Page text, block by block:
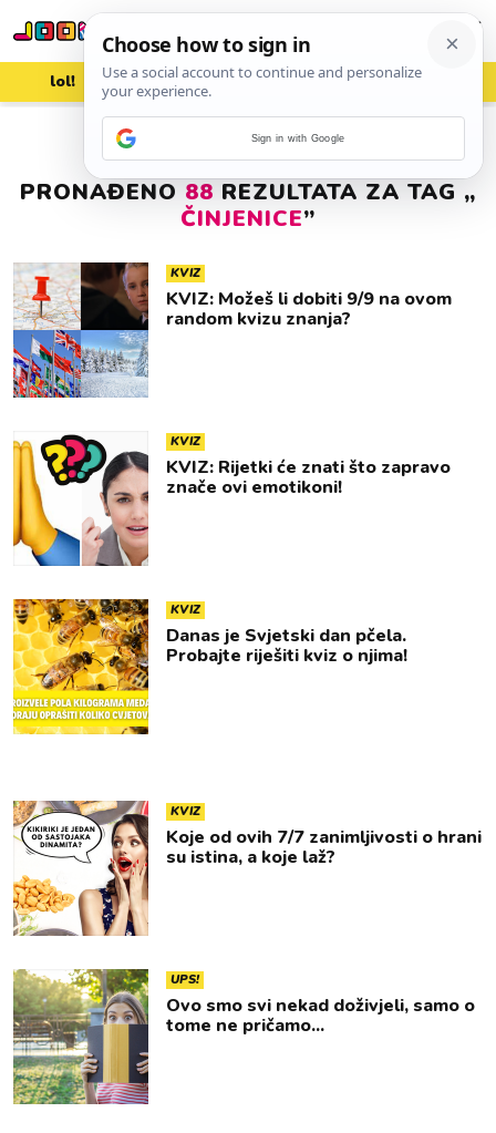
lol! aww vrh! woot?!
PRONAĐENO 88 REZULTATA ZA TAG „
ČINJENICE”
KVIZ
KVIZ: Možeš li dobiti 9/9 na ovom
random kvizu znanja?
KVIZ
KVIZ: Rijetki će znati što zapravo
znače ovi emotikoni!
KVIZ
Danas je Svjetski dan pčela.
Probajte riješiti kviz o njima!
KVIZ
Koje od ovih 7/7 zanimljivosti o hrani
su istina, a koje laž?
UPS!
Ovo smo svi nekad doživjeli, samo o
tome ne pričamo...
Sign in with Google